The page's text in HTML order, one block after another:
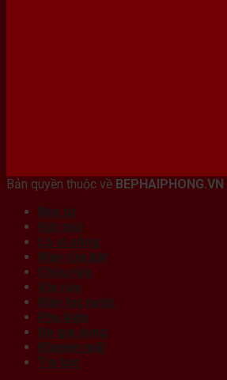
Bản quyền thuộc về BEPHAIPHONG.VN
Bếp từ
Hút mùi
Lò vi sóng
Máy rửa bát
Chậu rửa
Vòi rửa
Máy lọc nước
Phụ kiện
Đồ gia dụng
Khuyến mãi
Tin tức